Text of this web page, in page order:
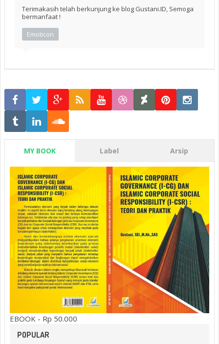
Terimakasih telah berkunjung ke blog Gustani.ID, Semoga
bermanfaat !
Emoticon
MY BOOK Label Arsip
EBOOK - Rp 50.000
POPULAR